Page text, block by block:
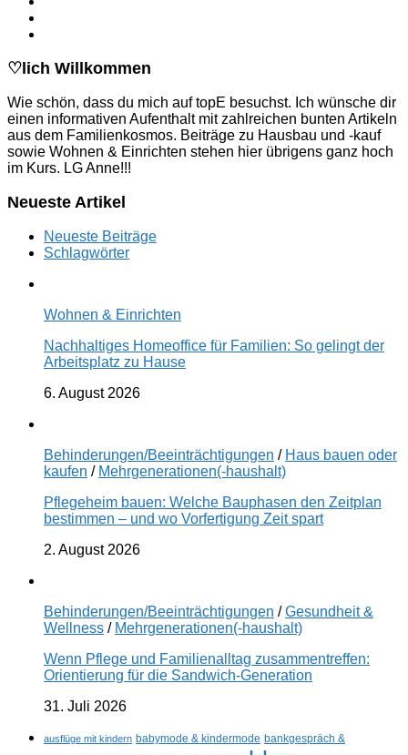
♡lich Willkommen
Wie schön, dass du mich auf topE besuchst. Ich wünsche dir
einen informativen Aufenthalt mit zahlreichen bunten Artikeln
aus dem Familienkosmos. Beiträge zu Hausbau und -kauf
sowie Wohnen & Einrichten stehen hier übrigens ganz hoch
im Kurs. LG Anne!!!
Neueste Artikel
Neueste Beiträge
Schlagwörter
Wohnen & Einrichten
Nachhaltiges Homeoffice für Familien: So gelingt der
Arbeitsplatz zu Hause
6. August 2026
Behinderungen/Beeinträchtigungen / Haus bauen oder
kaufen / Mehrgenerationen(-haushalt)
Pflegeheim bauen: Welche Bauphasen den Zeitplan
bestimmen – und wo Vorfertigung Zeit spart
2. August 2026
Behinderungen/Beeinträchtigungen /Gesundheit &
Wellness / Mehrgenerationen(-haushalt)
Wenn Pflege und Familienalltag zusammentreffen:
Orientierung für die Sandwich-Generation
31. Juli 2026
ausflüge mit kindern babymode & kindermode bankgespräch &